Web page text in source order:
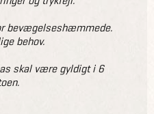
bevægelseshæmmede.
behov.
skal være gyldigt i 6